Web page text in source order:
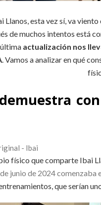
Llanos, esta vez sí, va
de muchos intentos está
actualización nos
. Vamos a analizar en qué
- Ibai
físico que comparte Ibai
junio de 2024 comenzaba
que serían